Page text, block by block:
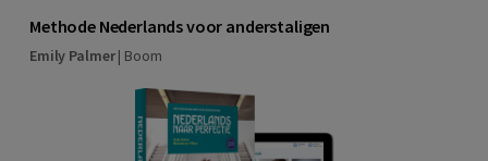
Methode Nederlands voor anderstaligen
Emily Palmer| Boom